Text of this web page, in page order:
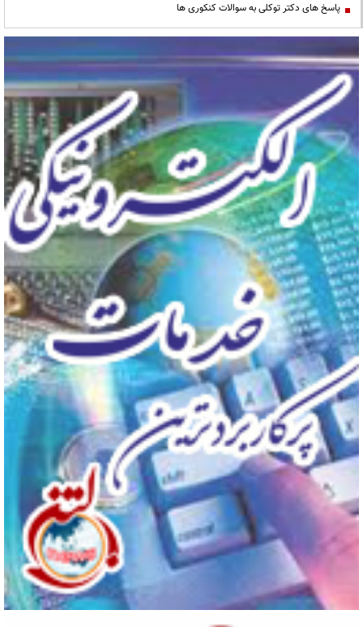
پاسخ های دکتر توکلی به سوالات کنکوری ها